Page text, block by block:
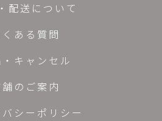
配送について
くある質問
キャンセル
のご案内
シーポリシー